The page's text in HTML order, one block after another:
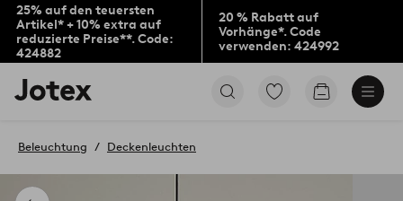
25% auf den teuersten
Artikel* + 10% extra auf
reduzierte Preise**. Code:
424882
20 % Rabatt auf
Vorhänge*. Code
verwenden: 424992
Jotex-
Logo
Startseite
Zu
Produkten
Zum
Beleuchtung Deckenleuchten